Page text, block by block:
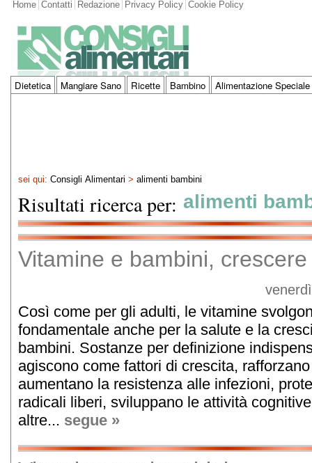
Home Contatti Redazione Privacy Policy Cookie Policy
Dietetica Mangiare Sano Ricette Bambino Alimentazione Speciale
sei qui: Consigli Alimentari > alimenti bambini
Risultati ricerca per: alimenti
Vitamine e bambini,
Così come per gli adulti, le vitamine
fondamentale anche per la salute e la
bambini. Sostanze per definizione
agiscono come fattori di crescita,
aumentano la resistenza alle infezioni,
radicali liberi, sviluppano le attività
altre... segue »